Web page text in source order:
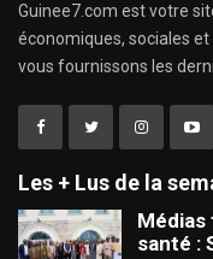
Guinee7.com est votre
économiques, sociales et
vous fournissons les
Les + Lus de la
Médias
santé :